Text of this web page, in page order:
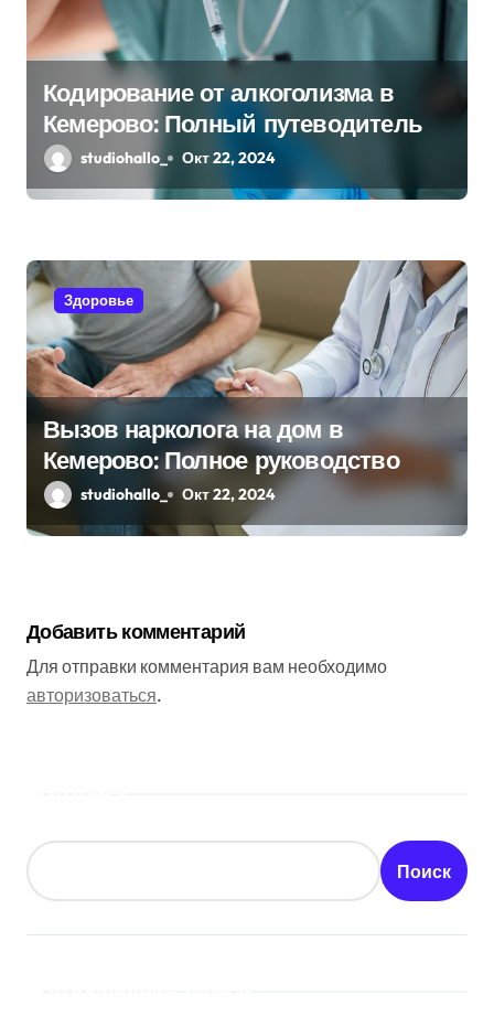
Кодирование от алкоголизма в
Кемерово: Полный путеводитель
studiohallo_ Окт 22, 2024
Здоровье
Вызов нарколога на дом в
Кемерово: Полное руководство
studiohallo_ Окт 22, 2024
Добавить комментарий
Для отправки комментария вам необходимо
авторизоваться.
Поиск